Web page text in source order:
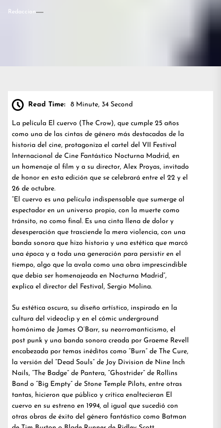
Redaccion
Read Time: 8 Minute, 34 Second
La película El cuervo (The Crow), que cumple 25 años
como una de las cintas de género más destacadas de la
historia del cine, protagoniza el cartel del VII Festival
Internacional de Cine Fantástico Nocturna Madrid, en
un homenaje al film y a su director, Alex Proyas, invitado
de honor en esta edición que se celebrará entre el 22 y el
26 de octubre.
“El cuervo es una película indispensable que sumerge al
espectador en un universo propio, con la muerte como
tránsito, no como final. Es una cinta llena de dolor y
desesperación que trasciende la mera violencia, con una
banda sonora que hizo historia y una estética que marcó
una época y a toda una generación para persistir en el
tiempo, algo que la avala como una obra imprescindible
que debía ser homenajeada en Nocturna Madrid”,
explica el director del Festival, Sergio Molina.
Su estética oscura, su diseño artístico, inspirado en la
cultura del videoclip y en el cómic underground
homónimo de James O’Barr, su neorromanticismo, el
post punk y una banda sonora creada por Graeme Revell
encabezada por temas inéditos como “Burn” de The Cure,
la versión del “Dead Souls” de Joy Division de Nine Inch
Nails, “The Badge” de Pantera, “Ghostrider” de Rollins
Band o “Big Empty” de Stone Temple Pilots, entre otras
tantas, hicieron que público y crítica enaltecieran El
cuervo en su estreno en 1994, al igual que sucedió con
otras obras de éxito del género fantástico como Batman